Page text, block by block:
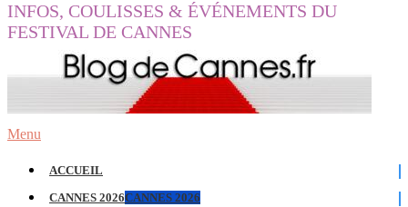
INFOS, COULISSES & ÉVÉNEMENTS DU
FESTIVAL DE CANNES
Menu
ACCUEIL
CANNES 2026CANNES 2026